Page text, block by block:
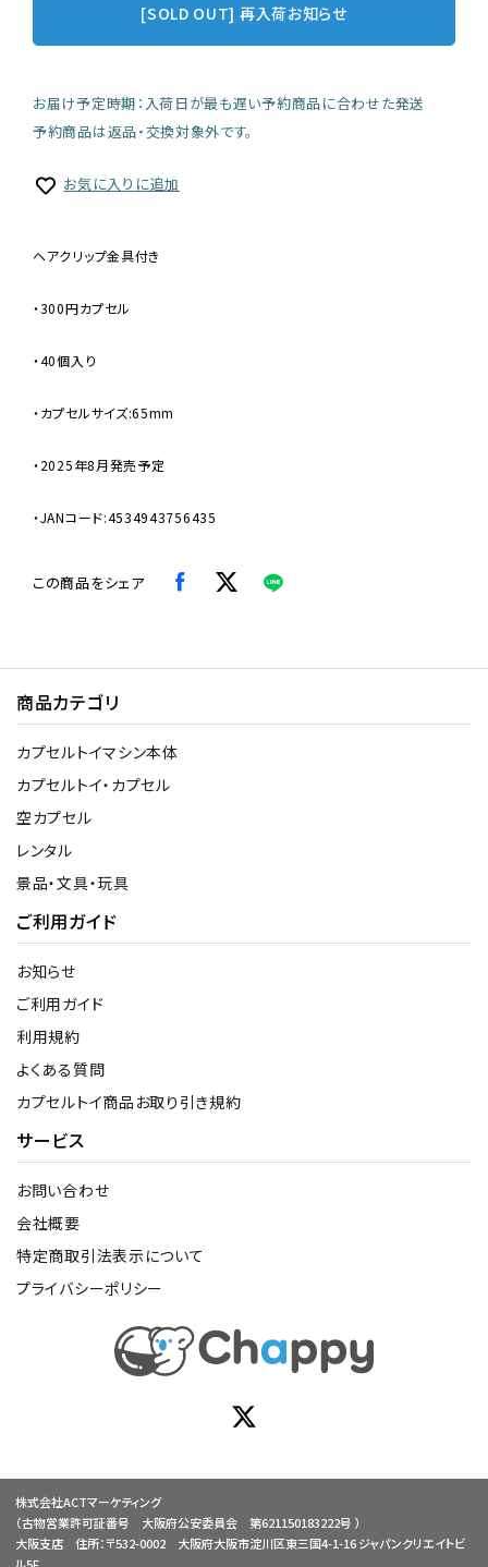
[SOLD OUT] 再入荷お知らせ
お届け予定時期：入荷日が最も遅い予約商品に合わせた発送
予約商品は返品・交換対象外です。
お気に入りに追加
ヘアクリップ金具付き
・300円カプセル
・40個入り
・カプセルサイズ:65mm
・2025年8月発売予定
・JANコード:4534943756435
この商品をシェア
商品カテゴリ
カプセルトイマシン本体
カプセルトイ・カプセル
空カプセル
レンタル
景品・文具・玩具
ご利用ガイド
お知らせ
ご利用ガイド
利用規約
よくある質問
カプセルトイ商品お取り引き規約
サービス
お問い合わせ
会社概要
特定商取引法表示について
プライバシーポリシー
株式会社ACTマーケティング
（古物営業許可証番号 大阪府公安委員会 第621150183222号 ）
大阪支店 住所：〒532-0002 大阪府大阪市淀川区東三国4-1-16 ジャパンクリエイトビ
ル5F